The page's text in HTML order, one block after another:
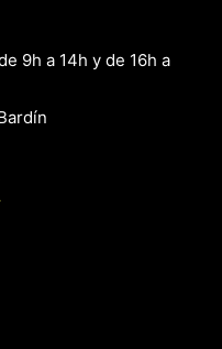
9h a 14h y de 16h a